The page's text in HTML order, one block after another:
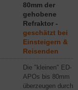
80mm der
gehobene
Refraktor -
geschätzt bei
Einsteigern &
Reisenden
Die "kleinen" ED-
APOs bis 80mm
überzeugen durch